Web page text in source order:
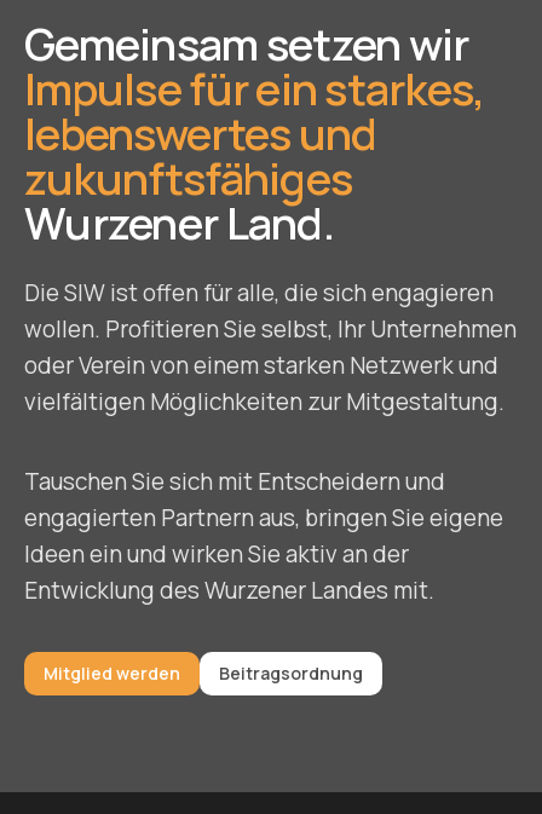
Gemeinsam setzen wir
Impulse für ein starkes,
lebenswertes und
zukunftsfähiges
Wurzener Land.
Die SIW ist offen für alle, die sich engagieren
wollen. Profitieren Sie selbst, Ihr Unternehmen
oder Verein von einem starken Netzwerk und
vielfältigen Möglichkeiten zur Mitgestaltung.
Tauschen Sie sich mit Entscheidern und
engagierten Partnern aus, bringen Sie eigene
Ideen ein und wirken Sie aktiv an der
Entwicklung des Wurzener Landes mit.
Mitglied werden Beitragsordnung